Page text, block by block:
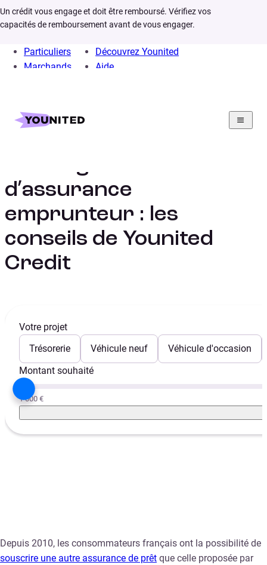
Un crédit vous engage et doit être remboursé. Vérifiez vos
capacités de remboursement avant de vous engager.
Particuliers
Marchands
Découvrez Younited
Aide
Home
Délégation assurance emprunteur
d’assurance
emprunteur : les
conseils de Younited
Credit
Votre projet
Trésorerie
Véhicule neuf
Véhicule d'occasion
Montant souhaité
1 000 €
Depuis 2010, les consommateurs français ont la possibilité de
souscrire une autre assurance de prêt que celle proposée par